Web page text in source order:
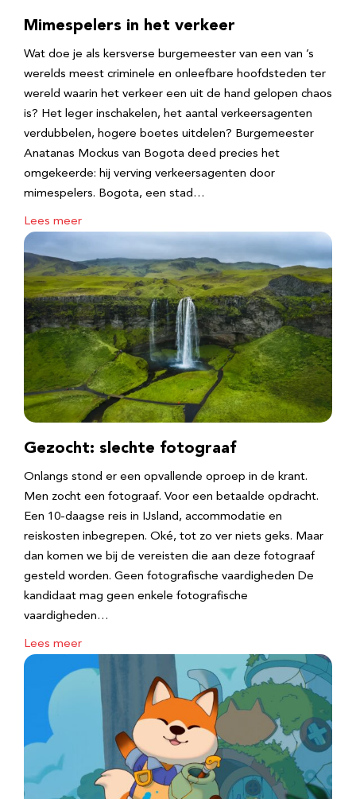
Mimespelers in het verkeer
Wat doe je als kersverse burgemeester van een van ’s
werelds meest criminele en onleefbare hoofdsteden ter
wereld waarin het verkeer een uit de hand gelopen chaos
is? Het leger inschakelen, het aantal verkeersagenten
verdubbelen, hogere boetes uitdelen? Burgemeester
Anatanas Mockus van Bogota deed precies het
omgekeerde: hij verving verkeersagenten door
mimespelers. Bogota, een stad…
Lees meer
Gezocht: slechte fotograaf
Onlangs stond er een opvallende oproep in de krant.
Men zocht een fotograaf. Voor een betaalde opdracht.
Een 10-daagse reis in IJsland, accommodatie en
reiskosten inbegrepen. Oké, tot zo ver niets geks. Maar
dan komen we bij de vereisten die aan deze fotograaf
gesteld worden. Geen fotografische vaardigheden De
kandidaat mag geen enkele fotografische
vaardigheden…
Lees meer